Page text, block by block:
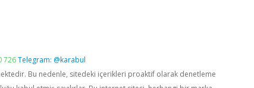
726Telegram: @karabul
Bu nedenle, sitedeki içerikleri proaktif olarak denetleme